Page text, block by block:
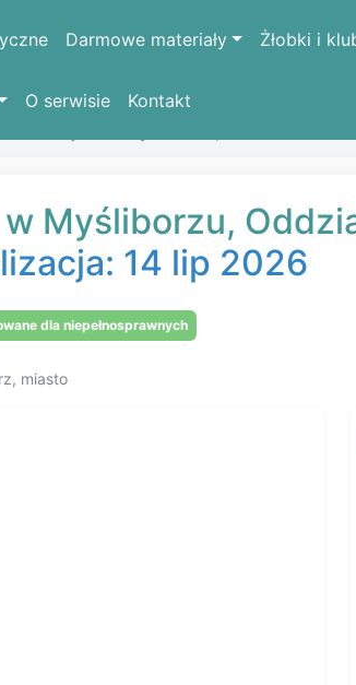
Darmowe materiały Żłobki i
O serwisie Kontakt
Myśliborzu,
14 lip 2026
dla niepełnosprawnych
miasto